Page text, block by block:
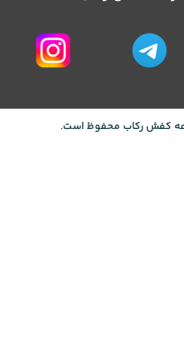
کفش رکاب محفوظ است.